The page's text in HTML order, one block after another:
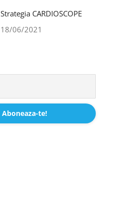
Strategia CARDIOSCOPE
18/06/2021